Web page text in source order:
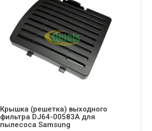
Крышка (решетка) выходного
фильтра DJ64-00583A для
пылесоса Samsung